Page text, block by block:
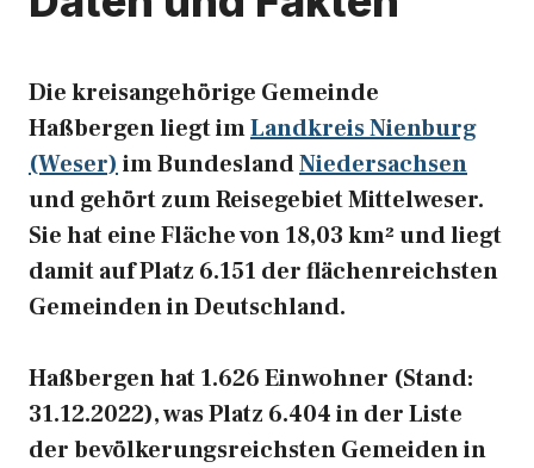
Die kreisangehörige Gemeinde
Haßbergen liegt imLandkreis Nienburg
(Weser) im BundeslandNiedersachsen
und gehört zum Reisegebiet Mittelweser.
Sie hat eine Fläche von 18,03 km² und liegt
damit auf Platz 6.151 der flächenreichsten
Gemeinden in Deutschland.
Haßbergen hat 1.626 Einwohner (Stand:
31.12.2022), was Platz 6.404 in der Liste
der bevölkerungsreichsten Gemeiden in